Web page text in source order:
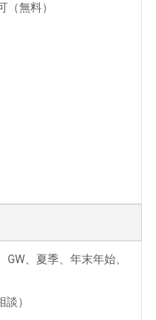
無料）
、夏季、年末年始、
）